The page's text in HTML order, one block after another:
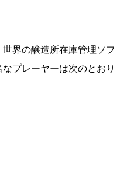
界の醸造所在庫管理ソフ
プレーヤーは次のとおり